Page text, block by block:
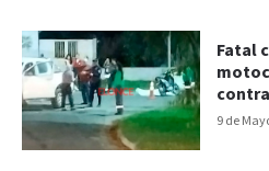
9 de
Fatal